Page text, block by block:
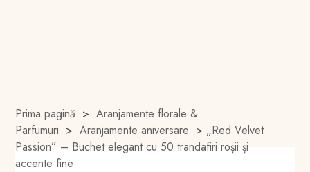
Prima pagină > Aranjamente florale &
Parfumuri > Aranjamente aniversare > „Red Velvet
Passion” – Buchet elegant cu 50 trandafiri roșii și
accente fine